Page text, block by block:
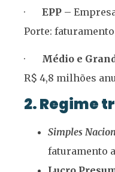
· EPP –
Porte:
· Médio e
R$ 4,8 milhões
2. Regime
Simples
faturamento